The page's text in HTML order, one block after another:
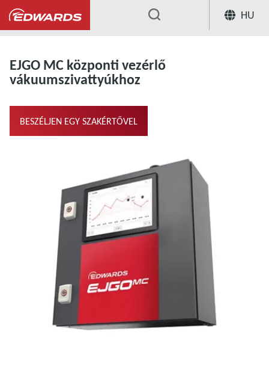
HU
... Measurement & Control EJGO
EJGO MC központi vezérlő
vákuumszivattyúkhoz
BESZÉLJEN EGY SZAKÉRTŐVEL